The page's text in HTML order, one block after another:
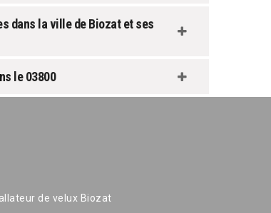
dans la ville de Biozat et ses
le 03800
de velux Biozat